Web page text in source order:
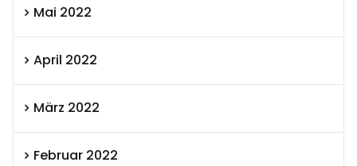
Mai 2022
April 2022
März 2022
Februar 2022